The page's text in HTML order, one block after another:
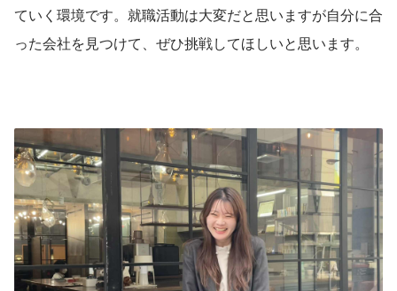
ていく環境です。就職活動は大変だと思いますが自分に合
った会社を見つけて、ぜひ挑戦してほしいと思います。